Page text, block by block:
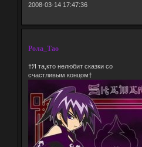
2008-03-14 17:47:36
Рола_Тао
†Я та,кто нелюбит сказки со
счастливым концом†